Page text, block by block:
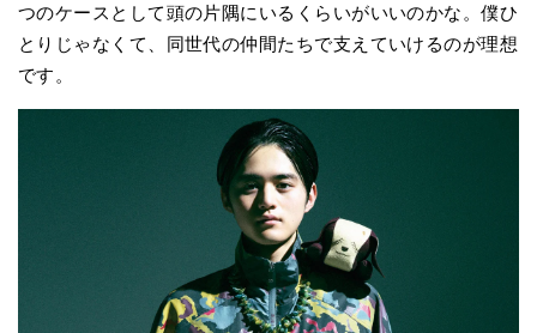
つのケースとして頭の片隅にいるくらいがいいのかな。僕ひ
とりじゃなくて、同世代の仲間たちで支えていけるのが理想
です。